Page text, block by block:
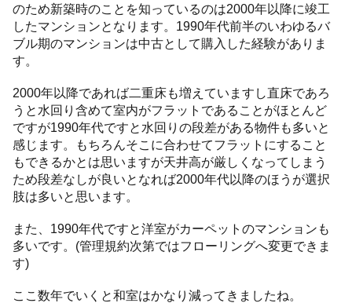
のため新築時のことを知っているのは2000年以降に竣工
したマンションとなります。1990年代前半のいわゆるバ
ブル期のマンションは中古として購入した経験がありま
す。
2000年以降であれば二重床も増えていますし直床であろ
うと水回り含めて室内がフラットであることがほとんど
ですが1990年代ですと水回りの段差がある物件も多いと
感じます。もちろんそこに合わせてフラットにすること
もできるかとは思いますが天井高が厳しくなってしまう
ため段差なしが良いとなれば2000年代以降のほうが選択
肢は多いと思います。
また、1990年代ですと洋室がカーペットのマンションも
多いです。(管理規約次第ではフローリングへ変更できま
す)
ここ数年でいくと和室はかなり減ってきましたね。